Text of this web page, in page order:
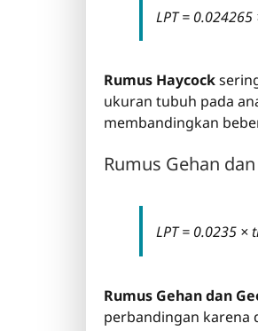
LPT =
Rumus Haycock
ukuran tubuh pada
membandingkan
Rumus Gehan
LPT = 0.0235 ×
Rumus Gehan dan
perbandingan karena